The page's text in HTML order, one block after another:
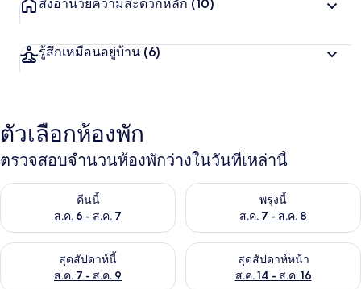
สิ่งอำนวยความสะดวกหลัก (10)
รู้สึกเหมือนอยู่บ้าน (6)
ตัวเลือกห้องพัก
ตรวจสอบจำนวนห้องพักว่างในวันที่เหล่านี้
คืนนี้
ส.ค. 6 - ส.ค. 7
ตรวจสอบจำนวนห้องพักว่างในคืนนี้ ส.ค. 6 - ส.ค. 7พรุ่งนี้
ส.ค. 7 - ส.ค. 8
ตรวจสอบจำนวนห้องพักว่างใน
สุดสัปดาห์นี้
ส.ค. 7 - ส.ค. 9
ตรวจสอบจำนวนห้องพักว่างในสุดสัปดาห์นี้ ส.ค. 7 - ส.ค. 9
สุดสัปดาห์หน้า
ส.ค. 14 - ส.ค. 16
ตรวจสอบจำนวนห้องพักว่างใน